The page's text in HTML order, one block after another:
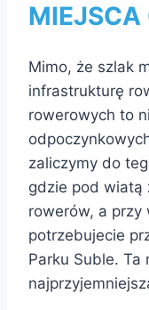
MIEJSCA
Mimo, że szlak
infrastrukturę
rowerowych to
zaliczymy do
gdzie pod wiatą
rowerów, a przy
potrzebujecie
Parku Suble.